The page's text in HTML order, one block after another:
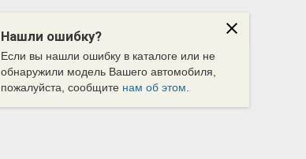
Нашли ошибку?
Если вы нашли ошибку в каталоге или не
обнаружили модель Вашего автомобиля,
пожалуйста, сообщите нам об этом